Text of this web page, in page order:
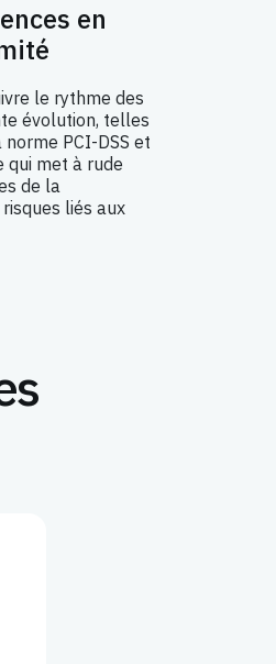
en
le rythme des
évolution, telles
norme PCI-DSS et
qui met à rude
de la
liés aux